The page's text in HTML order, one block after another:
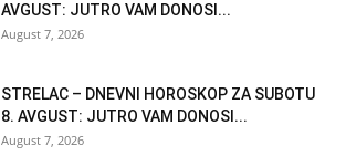
AVGUST: JUTRO VAM DONOSI...
August 7, 2026
STRELAC – DNEVNI HOROSKOP ZA SUBOTU
8. AVGUST: JUTRO VAM DONOSI...
August 7, 2026